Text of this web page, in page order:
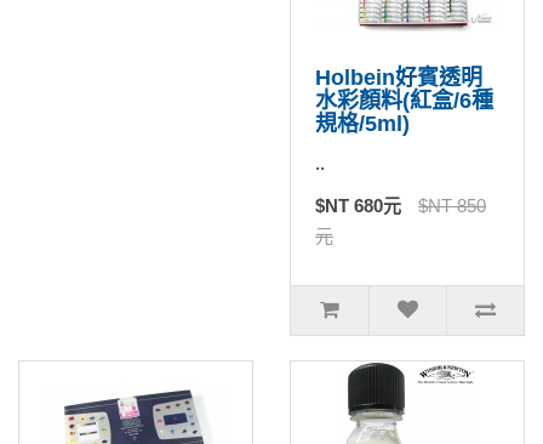
Holbein好賓透明
水彩顏料(紅盒/6種
規格/5ml)
..
$NT 680元
$NT 850
元